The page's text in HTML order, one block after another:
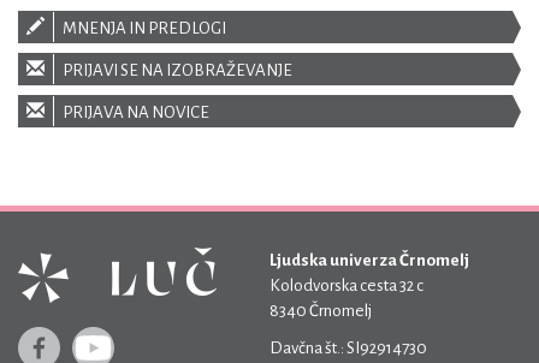
MNENJA IN PREDLOGI
PRIJAVI SE NA IZOBRAŽEVANJE
PRIJAVA NA NOVICE
Ljudska univerza Črnomelj
Kolodvorska cesta 32 c
8340 Črnomelj
Davčna št.: SI92914730